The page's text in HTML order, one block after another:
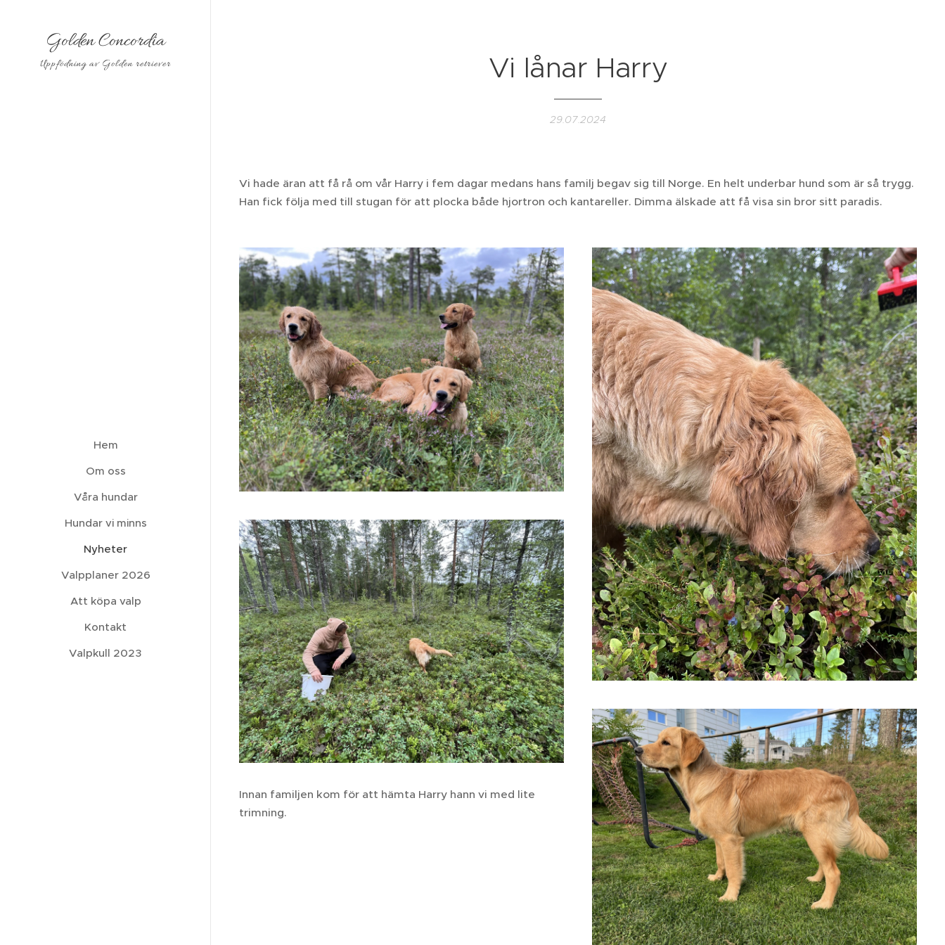
Golden Concordia
Uppfödning av Golden retriever
Hem
Om oss
Våra hundar
Hundar vi minns
Nyheter
Valpplaner 2026
Att köpa valp
Kontakt
Valpkull 2023
Vi lånar Harry
29.07.2024
Vi hade äran att få rå om vår Harry i fem dagar medans hans familj begav sig till Norge. En helt underbar hund som är så trygg.
Han fick följa med till stugan för att plocka både hjortron och kantareller. Dimma älskade att få visa sin bror sitt paradis.
Innan familjen kom för att hämta Harry hann vi med lite
trimning.